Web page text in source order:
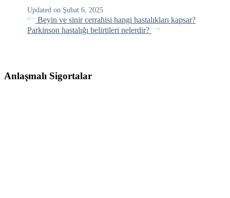
Updated on Şubat 6, 2025
Beyin ve sinir cerrahisi hangi hastalıkları kapsar?
Parkinson hastalığı belirtileri nelerdir?
Anlaşmalı Sigortalar